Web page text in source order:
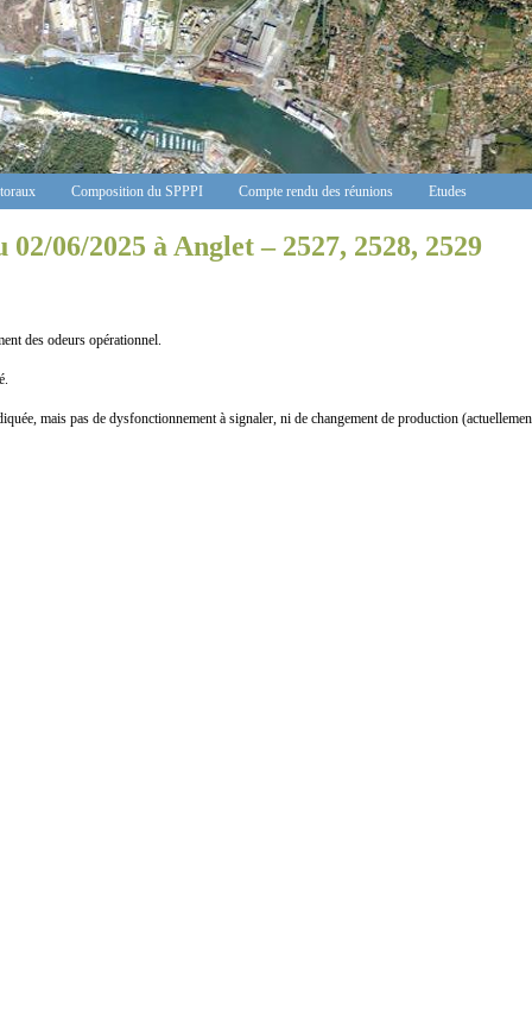
Composition du SPPPI Compte rendu des réunions Etudes
06/2025 à Anglet – 2527, 2528, 2529
des odeurs opérationnel.
mais pas de dysfonctionnement à signaler, ni de changement de production